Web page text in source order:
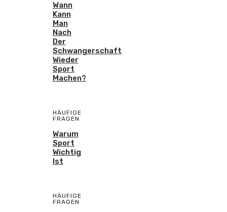
Wann
Kann
Man
Nach
Der
Schwangerschaft
Wieder
Sport
Machen?
HÄUFIGE
FRAGEN
Warum
Sport
Wichtig
Ist
HÄUFIGE
FRAGEN